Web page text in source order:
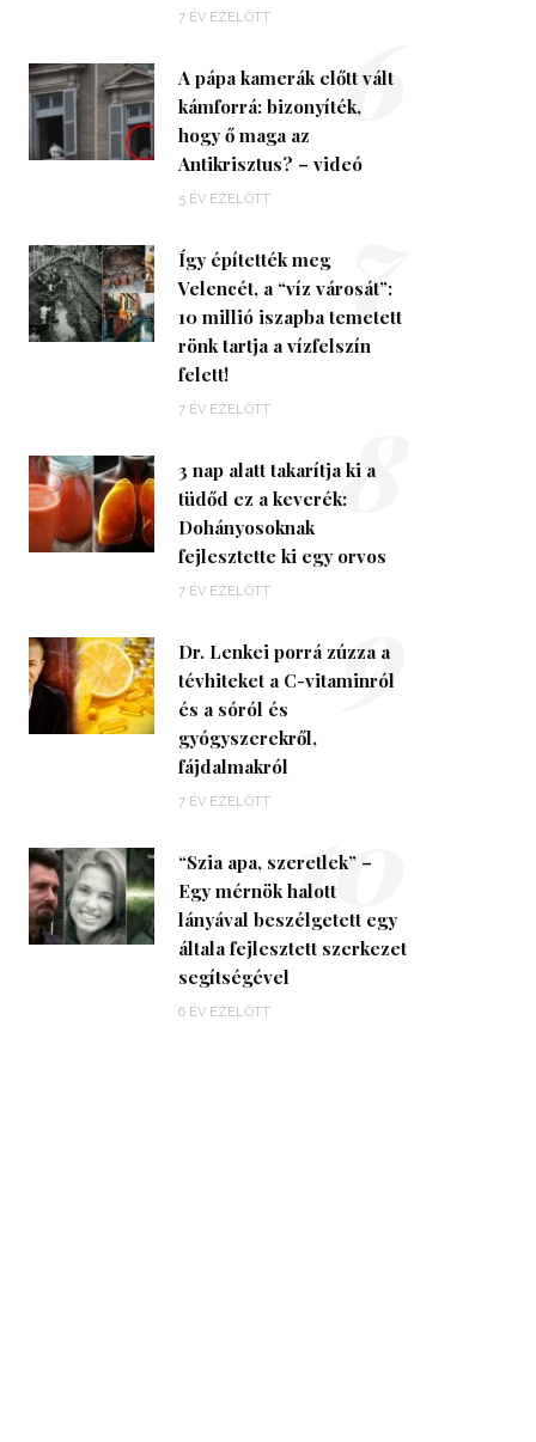
7 ÉV EZELŐTT
A pápa kamerák előtt vált
kámforrá: bizonyíték,
hogy ő maga az
Antikrisztus? – videó
5 ÉV EZELŐTT
6
Így építették meg
Velencét, a “víz városát”:
10 millió iszapba temetett
rönk tartja a vízfelszín
felett!
7 ÉV EZELŐTT
7
3 nap alatt takarítja ki a
tüdőd ez a keverék:
Dohányosoknak
fejlesztette ki egy orvos
7 ÉV EZELŐTT
8
Dr. Lenkei porrá zúzza a
tévhiteket a C-vitaminról
és a sóról és
gyógyszerekről,
fájdalmakról
7 ÉV EZELŐTT
9
“Szia apa, szeretlek” –
Egy mérnök halott
lányával beszélgetett egy
általa fejlesztett szerkezet
segítségével
6 ÉV EZELŐTT
10